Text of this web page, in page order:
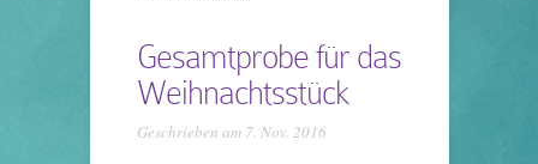
Gesamtprobe für das
Weihnachtsstück
Geschrieben am 7. Nov. 2016